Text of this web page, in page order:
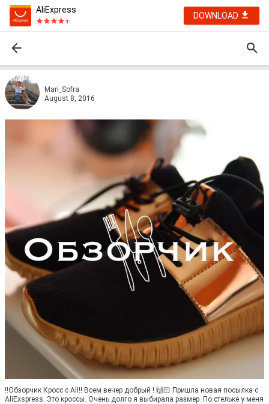
AliExpress
DOWNLOAD
Mari_Sofra
August 8, 2016
‼️️Обзорчик Кросс с Ali‼️ Всем вечер добрый ! 🙌🏻 Пришла новая посылка с
AliExspress. Это кроссы. Очень долго я выбирала размер. По стельке у меня